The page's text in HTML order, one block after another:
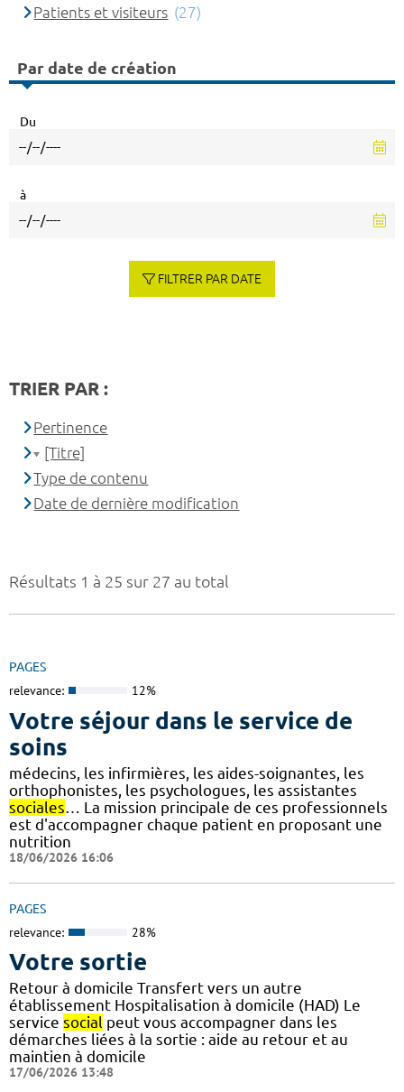
Résultats 1 à 25 sur 27 au total
PAGES
relevance: 12%
Votre séjour dans le service de
soins
médecins, les infirmières, les aides-soignantes, les
orthophonistes, les psychologues, les assistantes
sociales … La mission principale de ces professionnels
est d'accompagner chaque patient en proposant une
nutrition
18/06/2026 16:06
PAGES
relevance: 28%
Votre sortie
Retour à domicile Transfert vers un autre
établissement Hospitalisation à domicile (HAD) Le
service social peut vous accompagner dans les
démarches liées à la sortie : aide au retour et au
maintien à domicile
17/06/2026 13:48
Patients et visiteurs (27)
Par date de création
Du
à
FILTRER PAR DATE
TRIER PAR :
Pertinence
[Titre]
Type de contenu
Date de dernière modification